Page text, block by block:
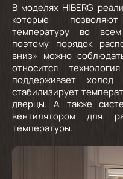
В моделях HIBERG
которые
температуру во
поэтому порядок
вниз» можно
относится
поддерживает
стабилизирует
дверцы. А также
вентилятором для
температуры.